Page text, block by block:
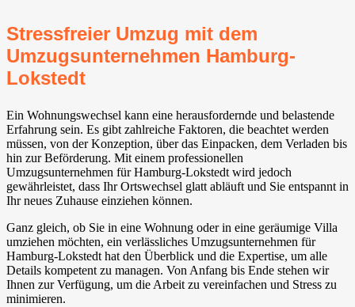
Stressfreier Umzug mit dem
Umzugsunternehmen Hamburg-
Lokstedt
Ein Wohnungswechsel kann eine herausfordernde und belastende
Erfahrung sein. Es gibt zahlreiche Faktoren, die beachtet werden
müssen, von der Konzeption, über das Einpacken, dem Verladen bis
hin zur Beförderung. Mit einem professionellen
Umzugsunternehmen für Hamburg-Lokstedt wird jedoch
gewährleistet, dass Ihr Ortswechsel glatt abläuft und Sie entspannt in
Ihr neues Zuhause einziehen können.
Ganz gleich, ob Sie in eine Wohnung oder in eine geräumige Villa
umziehen möchten, ein verlässliches Umzugsunternehmen für
Hamburg-Lokstedt hat den Überblick und die Expertise, um alle
Details kompetent zu managen. Von Anfang bis Ende stehen wir
Ihnen zur Verfügung, um die Arbeit zu vereinfachen und Stress zu
minimieren.